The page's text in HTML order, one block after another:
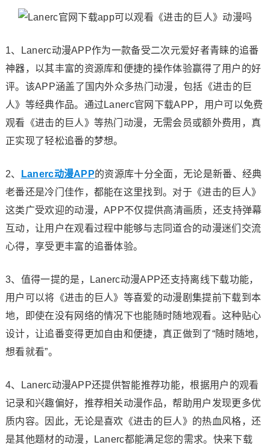
1、Lanerc动漫APP作为一款备受二次元爱好者青睐的追番
神器，以其丰富的资源库和便捷的操作体验赢得了用户的好
评。该APP涵盖了国内外众多热门动漫，包括《进击的巨
人》等经典作品。通过Lanerc官网下载APP，用户可以免费
观看《进击的巨人》等热门动漫，无需会员或额外费用，真
正实现了轻松追番的梦想。
2、 Lanerc动漫APP的资源库十分全面，无论是新番、经典
老番还是冷门佳作，都能在这里找到。对于《进击的巨人》
这类广受欢迎的动漫，APP不仅提供高清画质，还支持弹幕
互动，让用户在观看过程中能够与志同道合的动漫迷们交流
心得，享受更丰富的追番体验。
3、值得一提的是，Lanerc动漫APP还支持离线下载功能，
用户可以将《进击的巨人》等喜爱的动漫剧集提前下载到本
地，即使在没有网络的情况下也能随时随地观看。这种贴心
设计，让追番变得更加自由和便捷，真正做到了“随时随地，
想看就看”。
4、Lanerc动漫APP还提供智能推荐功能，根据用户的观看
记录和兴趣偏好，推荐相关动漫作品，帮助用户发现更多优
质内容。因此，无论是喜欢《进击的巨人》的热血风格，还
是其他题材的动漫，Lanerc都能满足您的需求。快来下载